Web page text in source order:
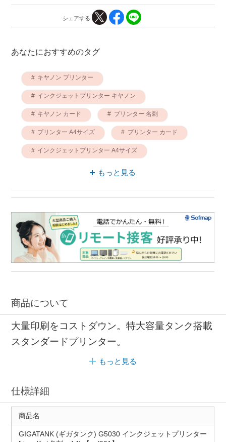
シェアする
あなたにおすすめのタグ
キヤノン プリンター
インクジェットプリンター キヤノン
キヤノン カード プリンター 名刺
プリンター A4サイズ プリンター カード
インクジェットプリンター A4サイズ
インクジェットプリンター 名刺
もっと見る
商品について
大量印刷をコストダウン。特大容量タンク搭載
スタンダードプリンター。
もっと見る
仕様詳細
商品名
GIGATANK (ギガタンク) G5030 インクジェットプリンター